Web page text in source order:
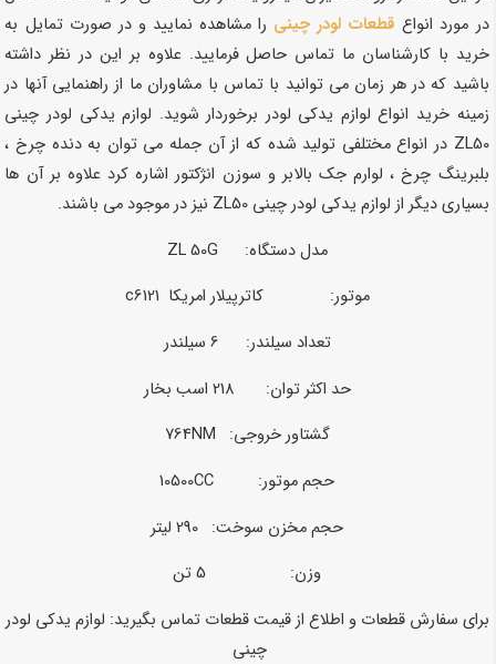
در مورد انواع قطعات لودر چینی را مشاهده نمایید و در صورت تمایل به
خرید با کارشناسان ما تماس حاصل فرمایید. علاوه بر این در نظر داشته
باشید که در هر زمان می توانید با تماس با مشاوران ما از راهنمایی آنها در
زمینه خرید انواع لوازم یدکی لودر برخوردار شوید. لوازم یدکی لودر چینی
ZL50 در انواع مختلفی تولید شده که از آن جمله می توان به دنده چرخ ،
بلبرینگ چرخ ، لوارم جک بالابر و سوزن انژکتور اشاره کرد علاوه بر آن ها
بسیاری دیگر از لوازم یدکی لودر چینی ZL50 نیز در موجود می باشند.
مدل دستگاه: ZL 50G
موتور: کاترپیلار امریکا c6121
تعداد سیلندر: 6 سیلندر
حد اکثر توان: 218 اسب بخار
گشتاور خروجی: 764NM
حجم موتور: 10500CC
حجم مخزن سوخت: 290 لیتر
وزن: 5 تن
برای سفارش قطعات و اطلاع از قیمت قطعات تماس بگیرید: لوازم یدکی لودر
چینی